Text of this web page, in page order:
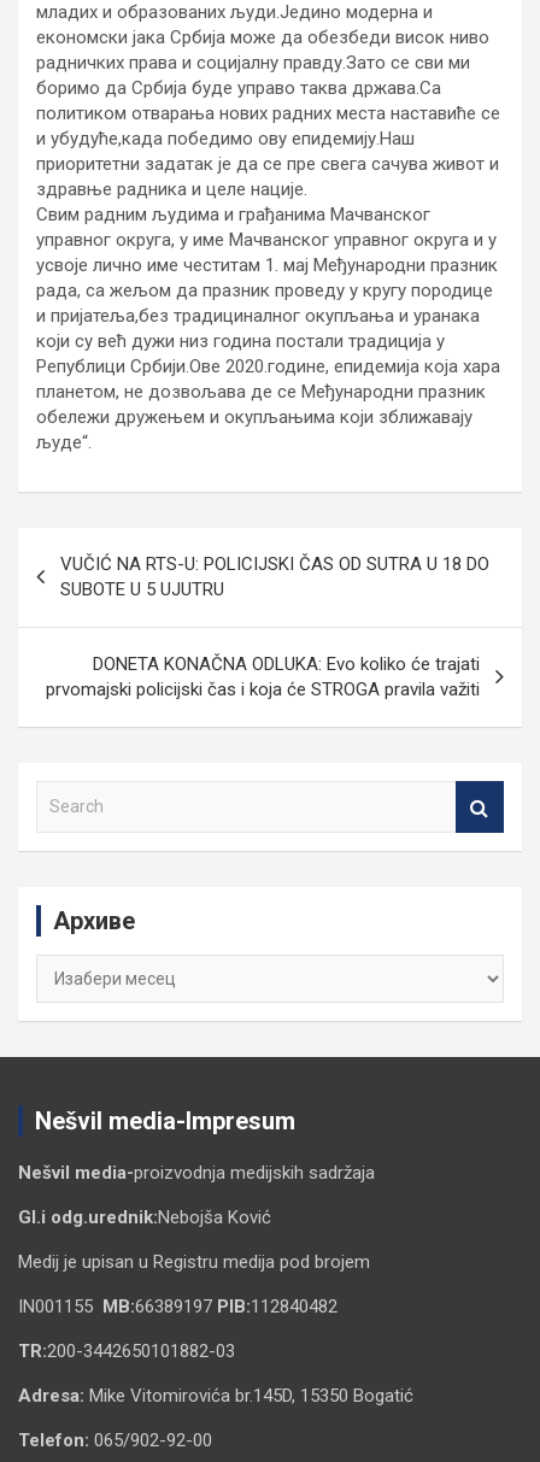
младих и образованих људи.Једино модерна и
економски јака Србија може да обезбеди висок ниво
радничких права и социјалну правду.Зато се сви ми
боримо да Србија буде управо таква држава.Са
политиком отварања нових радних места наставиће се
и убудуће,када победимо ову епидемију.Наш
приоритетни задатак је да се пре свега сачува живот и
здравње радника и целе нације.
Свим радним људима и грађанима Мачванског
управног округа, у име Мачванског управног округа и у
усвоје лично име честитам 1. мај Међународни празник
рада, са жељом да празник проведу у кругу породице
и пријатеља,без традициналног окупљања и уранака
који су већ дужи низ година постали традиција у
Републици Србији.Ове 2020.године, епидемија која хара
планетом, не дозвољава де се Међународни празник
обележи дружењем и окупљањима који зближавају
људе“.
Кретање
чланка
VUČIĆ NA RTS-U: POLICIJSKI ČAS OD SUTRA U 18 DO
SUBOTE U 5 UJUTRU
DONETA KONAČNA ODLUKA: Evo koliko će trajati
prvomajski policijski čas i koja će STROGA pravila važiti
Архиве
Архиве
Nešvil media-Impresum
Nešvil media-proizvodnja medijskih sadržaja
Gl.i odg.urednik:Nebojša Ković
Medij je upisan u Registru medija pod brojem
IN001155 MB:66389197 PIB:112840482
TR:200-3442650101882-03
Adresa: Mike Vitomirovića br.145D, 15350 Bogatić
Telefon: 065/902-92-00